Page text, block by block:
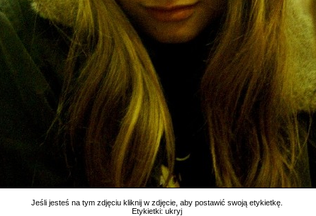
Jeśli jesteś na tym zdjęciu kliknij w zdjęcie, aby postawić swoją etykietkę.
Etykietki: ukryj